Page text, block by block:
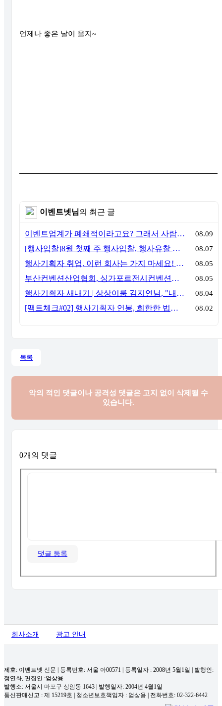
언제나 좋은 날이 올지 ~
이벤트넷님의 최근 글
이벤트업계가 폐쇄적이라고요? 그래서 사람이 안 옵니다 08.09
[행사입찰]8월 첫째 주 행사입찰, 행사유찰 결과 08.07
행사기획자 취업, 이런 회사는 가지 마세요! 신입이 꼭 알아야 할 5가지 기준[이벤트산업 팩트체크#3] 08.05
부산컨벤션산업협회, 싱가포르전시컨벤션협회(SACEOS)와 업무협약 체결… 아시아 마이스 협력 확대 08.05
행사기획자 새내기 | 상상이룸 김지연님, "내 맘대로, 내 뜻대로 행사를 만든다 08.04
[팩트체크#02] 행사기획자 연봉, 희한한 법칙~ '첨에는 비실, 3년만 지나면 튼실' 08.02
목록
악의 적인 댓글이나 공격성 댓글은 고지 없이 삭제될 수
있습니다.
0개의 댓글
댓글 등록
회사소개 광고 안내
제호: 이벤트넷 신문 | 등록번호: 서울 아00571 | 등록일자 : 2008년 5월1일 | 발행인:
정연화, 편집인 :엄상용
발행소: 서울시 마포구 상암동 1643 | 발행일자: 2004년 4월1일
통신판매신고 : 제 15219호 | 청소년보호책임자 : 엄상용 | 전화번호: 02-322-6442